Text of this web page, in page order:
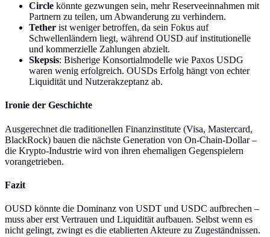
Circle könnte gezwungen sein, mehr Reserveeinnahmen mit
Partnern zu teilen, um Abwanderung zu verhindern.
Tether ist weniger betroffen, da sein Fokus auf
Schwellenländern liegt, während OUSD auf institutionelle
und kommerzielle Zahlungen abzielt.
Skepsis: Bisherige Konsortialmodelle wie Paxos USDG
waren wenig erfolgreich. OUSDs Erfolg hängt von echter
Liquidität und Nutzerakzeptanz ab.
Ironie der Geschichte
Ausgerechnet die traditionellen Finanzinstitute (Visa, Mastercard,
BlackRock) bauen die nächste Generation von On-Chain-Dollar –
die Krypto-Industrie wird von ihren ehemaligen Gegenspielern
vorangetrieben.
Fazit
OUSD könnte die Dominanz von USDT und USDC aufbrechen –
muss aber erst Vertrauen und Liquidität aufbauen. Selbst wenn es
nicht gelingt, zwingt es die etablierten Akteure zu Zugeständnissen.